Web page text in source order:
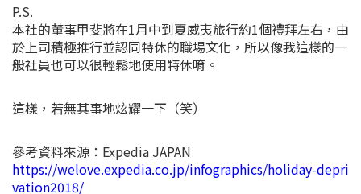
P.S.
本社的董事甲斐將在1月中到夏威夷旅行約1個禮拜左右，由
於上司積極推行並認同特休的職場文化，所以像我這樣的一
般社員也可以很輕鬆地使用特休唷。
這樣，若無其事地炫耀一下（笑）
參考資料來源：Expedia JAPAN
https://welove.expedia.co.jp/infographics/holiday-depri
vation2018/